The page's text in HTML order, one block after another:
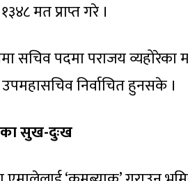
मत प्राप्त गरे ।
सचिव पदमा पराजय
निर्वाचित हुनसके ।
सुख-दुःख